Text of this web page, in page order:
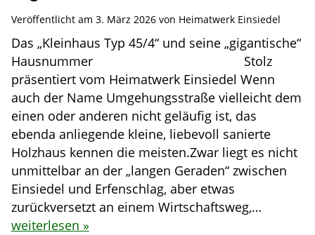
Veröffentlicht am 3. März 2026von Heimatwerk Einsiedel
Das „Kleinhaus Typ 45/4“ und seine „gigantische“
Hausnummer Stolz
präsentiert vom Heimatwerk Einsiedel Wenn
auch der Name Umgehungsstraße vielleicht dem
einen oder anderen nicht geläufig ist, das
ebenda anliegende kleine, liebevoll sanierte
Holzhaus kennen die meisten.Zwar liegt es nicht
unmittelbar an der „langen Geraden“ zwischen
Einsiedel und Erfenschlag, aber etwas
zurückversetzt an einem Wirtschaftsweg,…
weiterlesen »